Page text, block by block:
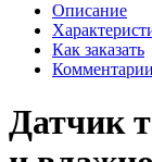
Описание
Как заказать
Комментарии
Датчик